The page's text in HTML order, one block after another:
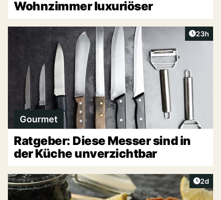
Wohnzimmer luxuriöser
Artikel
23h
Gourmet
Ratgeber: Diese Messer sind in
der Küche unverzichtbar
2d